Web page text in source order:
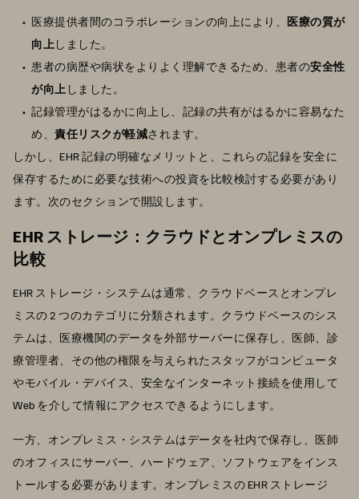
医療提供者間のコラボレーションの向上により、
医療の質が
向上しました。
患者の病歴や病状をよりよく理解できるため、患者の安全性
が向上 しました。
記録管理がはるかに向上し、記録の共有がはるかに容易なた
め、 責任リスクが軽減されます。
しかし、EHR 記録の明確なメリットと、これらの記録を安全に
保存するために必要な技術への投資を比較検討する必要があり
ます。次のセクションで開設します。
EHR ストレージ：クラウドとオンプレミスの
比較
EHR ストレージ・システムは通常、クラウドベースとオンプレ
ミスの 2 つのカテゴリに分類されます。クラウドベースのシス
テムは、医療機関のデータを外部サーバーに保存し、医師、診
療管理者、その他の権限を与えられたスタッフがコンピュータ
やモバイル・デバイス、安全なインターネット接続を使用して
Web を介して情報にアクセスできるようにします。
一方、オンプレミス・システムはデータを社内で保存し、医師
のオフィスにサーバー、ハードウェア、ソフトウェアをインス
トールする必要があります。オンプレミスの EHR ストレージ